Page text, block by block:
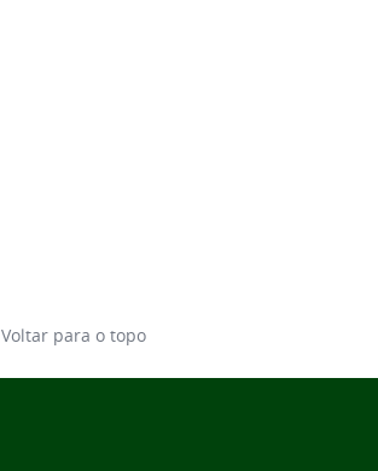
Voltar para o topo